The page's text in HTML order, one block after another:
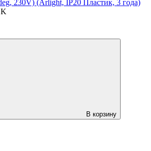
230V) (Arlight, IP20 Пластик, 3 года)
В корзину